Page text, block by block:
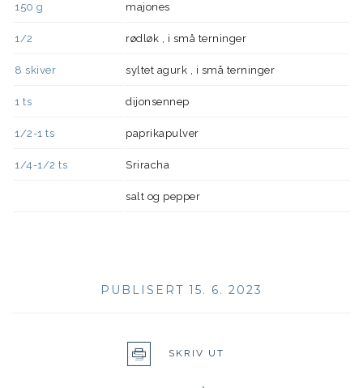
150 g majones
1/2 rødløk , i små terninger
8 skiver syltet agurk , i små terninger
1 ts dijonsennep
1/2-1 ts paprikapulver
1/4-1/2 ts Sriracha
salt og pepper
PUBLISERT 15. 6. 2023
SKRIV UT